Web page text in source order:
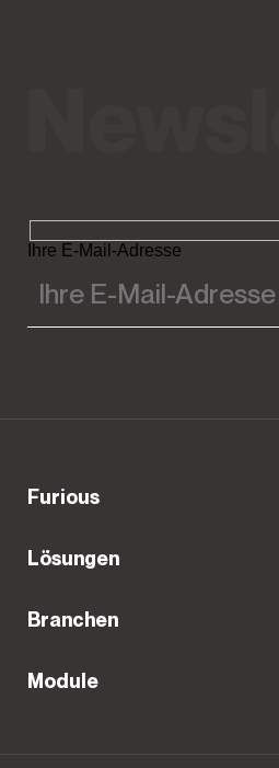
Ihre E-Mail-Adresse
Furious
Lösungen
Branchen
Module